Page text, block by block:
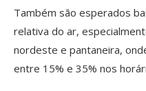
Também são esperados
relativa do ar,
nordeste e pantaneira,
entre 15% e 35% nos